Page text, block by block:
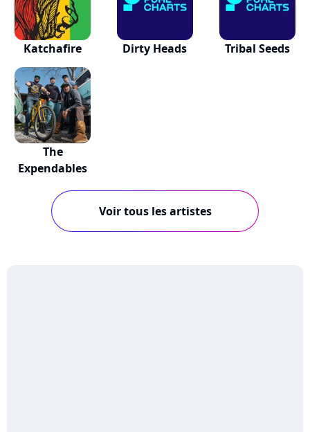
Katchafire Dirty Heads Tribal Seeds
The
Expendables
Voir tous les artistes